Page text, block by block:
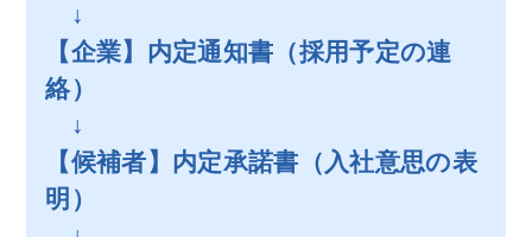
↓
【企業】内定通知書（採用予定の連
絡）
↓
【候補者】内定承諾書（入社意思の表
明）